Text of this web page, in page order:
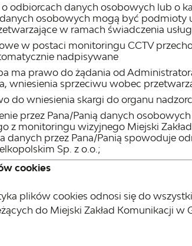
odbiorcach danych osobowych lub o
osobowych mogą być podmioty
w ramach świadczenia
w postaci monitoringu CCTV
nadpisywane
ma prawo do żądania od
wniesienia sprzeciwu wobec
do wniesienia skargi do organu
przez Pana/Panią danych
z monitoringu wizyjnego Miejski
danych przez Pana/Panią spowoduje
Sp. z o.o.;
cookies
plików cookies odnosi się do
do Miejski Zakład Komunikacji